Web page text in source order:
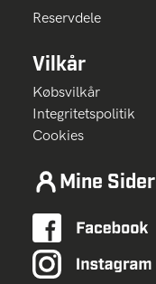
Reservdele
Vilkår
Købsvilkår
Integritetspolitik
Cookies
Mine Sider